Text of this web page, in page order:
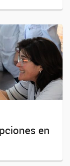
en